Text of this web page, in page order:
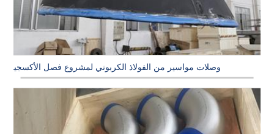
وصلات مواسير من الفولاذ الكربوني لمشروع فصل الأكسجين